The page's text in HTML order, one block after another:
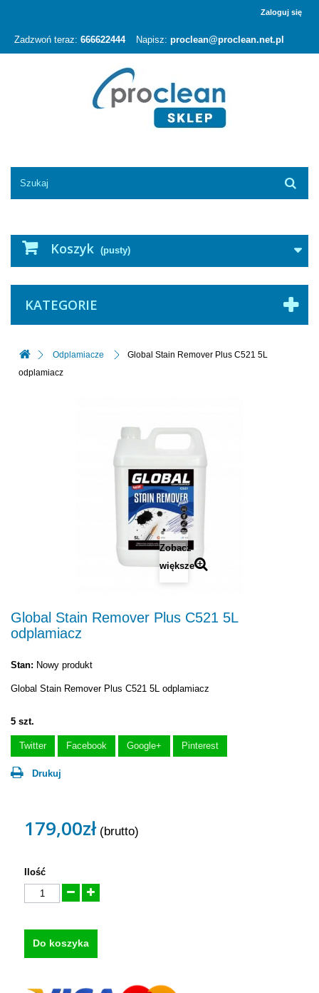
Zaloguj się
Zadzwoń teraz: 666622444 Napisz: proclean@proclean.net.pl
Koszyk (pusty)
KATEGORIE
Odplamiacze
Global Stain Remover Plus C521 5L
odplamiacz
Zobacz
większe
Global Stain Remover Plus C521 5L
odplamiacz
Stan: Nowy produkt
Global Stain Remover Plus C521 5L odplamiacz
5 szt.
Twitter Facebook Google+ Pinterest
Drukuj
179,00zł(brutto)
Ilość
Do koszyka